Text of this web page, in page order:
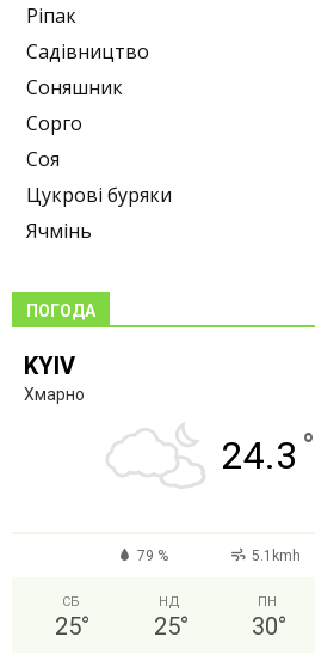
Ріпак
Садівництво
Соняшник
Сорго
Соя
Цукрові буряки
Ячмінь
ПОГОДА
KYIV
Хмарно
24.3 °
79 % 5.1kmh
СБ
25°
НД
25°
ПН
30°